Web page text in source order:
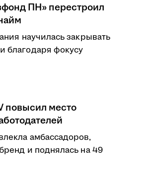
ПН» перестроил
научилась закрывать
благодаря фокусу
повысил место
амбассадоров,
и поднялась на 49